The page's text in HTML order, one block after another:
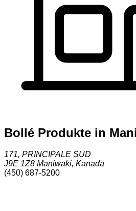
Bollé Produkte in
171, PRINCIPALE SUD
J9E 1Z8 Maniwaki, Kanada
(450) 687-5200